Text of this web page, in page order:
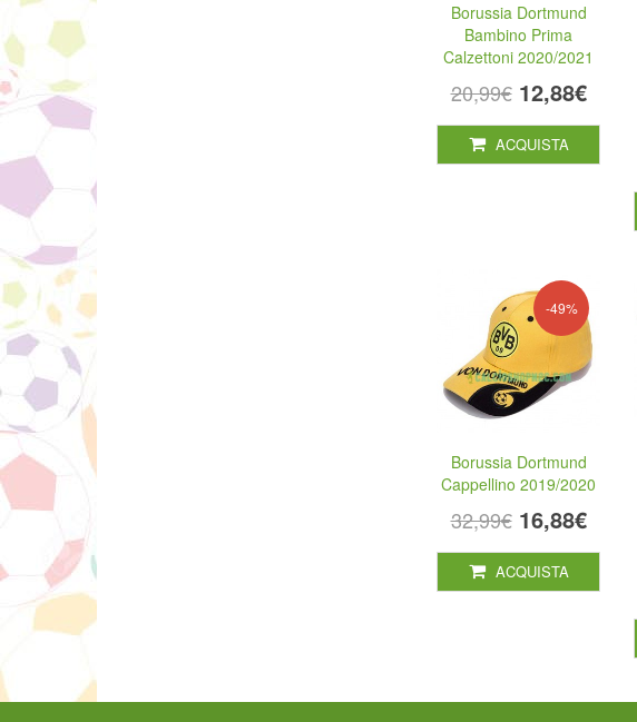
Borussia Dortmund
Bambino Prima
Calzettoni 2020/2021
20,99€ 12,88€
ACQUISTA
-49%
Borussia Dortmund
Cappellino 2019/2020
32,99€ 16,88€
ACQUISTA